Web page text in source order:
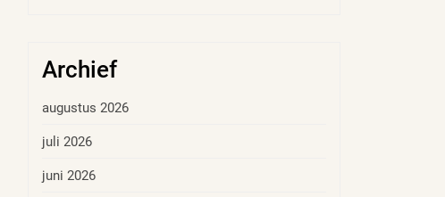
Archief
augustus 2026
juli 2026
juni 2026